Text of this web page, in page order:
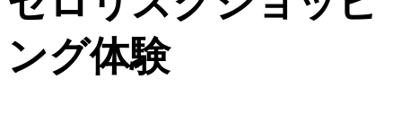
ング体験